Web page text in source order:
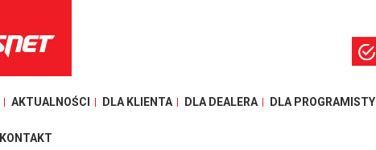
AKTUALNOŚCI DLA KLIENTA DLA DEALERA DLA PROGRAMISTY
KONTAKT